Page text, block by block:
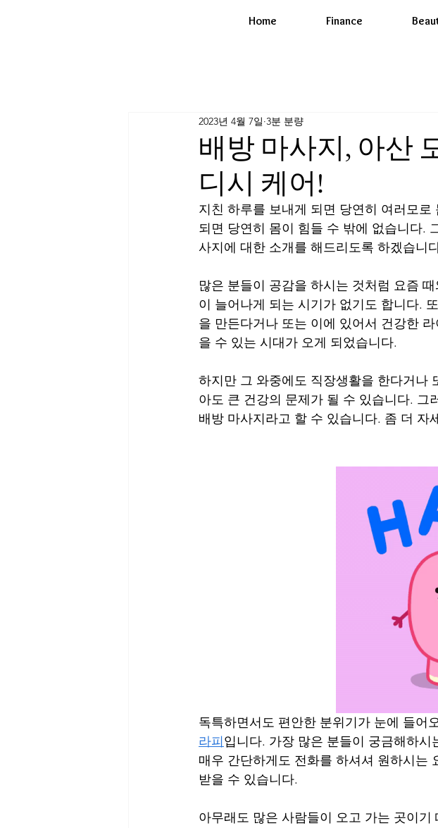
Home Finance
배방 마사지, 아산
디시 케어!
2023년 4월 7일 3분 분량
지친 하루를 보내게 되면 당연히 여러모
되면 당연히 몸이 힘들 수 밖에 없습니다.
사지에 대한 소개를 해드리도록 하겠습니
많은 분들이 공감을 하시는 것처럼 요즘
이 늘어나게 되는 시기가 없기도 합니다.
을 만든다거나 또는 이에 있어서 건강한
을 수 있는 시대가 오게 되었습니다.
하지만 그 와중에도 직장생활을 한다거나
아도 큰 건강의 문제가 될 수 있습니다. 그
배방 마사지라고 할 수 있습니다. 좀 더 자
독특하면서도 편안한 분위기가 눈에 들어
라피입니다. 가장 많은 분들이 궁금해하
매우 간단하게도 전화를 하셔셔 원하시는
받을 수 있습니다.
아무래도 많은 사람들이 오고 가는 곳이